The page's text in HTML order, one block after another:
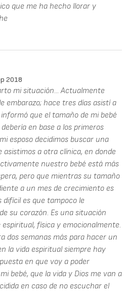
que me ha hecho llorar y
2018
mi situación... Actualmente
embarazo; hace tres días asistí a
que el tamaño de mi bebé
en base a los primeros
esposo decidimos buscar una
asistimos a otra clínica, en donde
nuestro bebé está más
pero que mientras su tamaño
a un mes de crecimiento es
difícil es que tampoco le
su corazón. Es una situación
física y emocionalmente.
dos semanas más para hacer un
la vida espiritual siempre hay
en que voy a poder
bebé, que la vida y Dios me van a
en caso de no escuchar el